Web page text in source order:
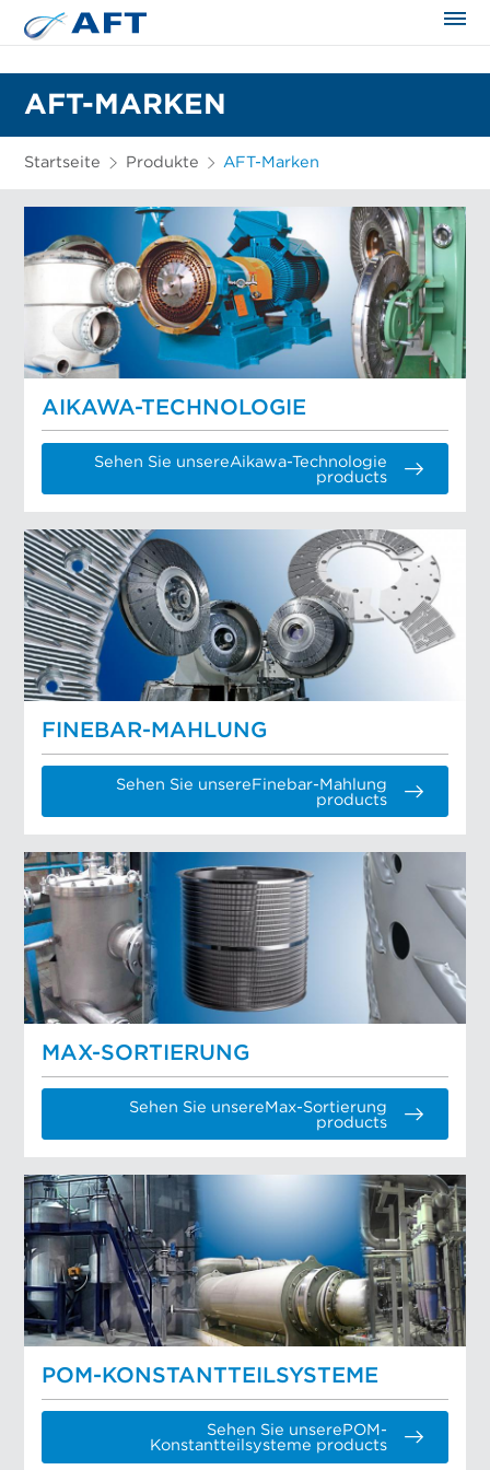
AFT-MARKEN
Startseite Produkte AFT-Marken
AIKAWA-TECHNOLOGIE
Sehen Sie unsereAikawa-Technologie
products
FINEBAR-MAHLUNG
Sehen Sie unsereFinebar-Mahlung
products
MAX-SORTIERUNG
Sehen Sie unsereMax-Sortierung
products
POM-KONSTANTTEILSYSTEME
Sehen Sie unserePOM-
Konstantteilsysteme products